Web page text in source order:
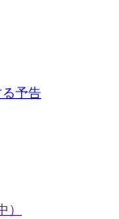
る予告
）